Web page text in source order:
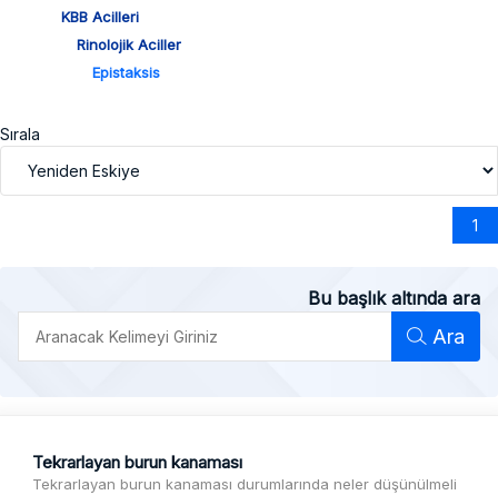
KBB Acilleri
Rinolojik Aciller
Epistaksis
Sırala
1
Bu başlık altında ara
Ara
Tekrarlayan burun kanaması
Tekrarlayan burun kanaması durumlarında neler düşünülmeli